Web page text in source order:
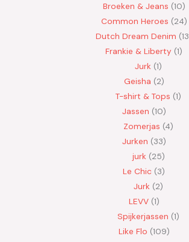
Broeken & Jeans 10
Common Heroes 24
Dutch Dream Denim 13
Frankie & Liberty 1
Jurk 1
Geisha 2
T-shirt & Tops 1
Jassen 10
Zomerjas 4
Jurken 33
jurk 25
Le Chic 3
Jurk 2
LEVV 1
Spijkerjassen 1
Like Flo 109